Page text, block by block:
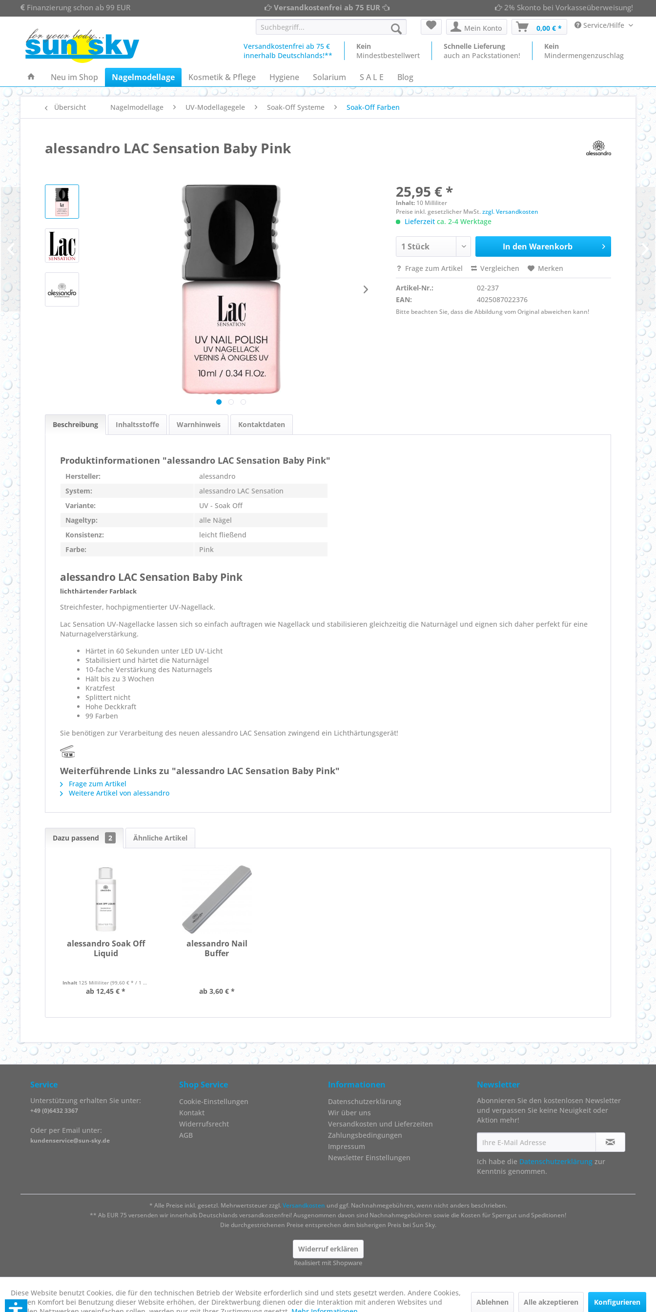
Finanzierung schon ab 99 EUR Versandkostenfrei ab 75 EUR 2% Skonto bei Vorkasseüberweisung!
Mein Konto 0,00 € * Service/Hilfe
Versandkostenfrei ab 75 €
innerhalb Deutschlands!**
Kein
Mindestbestellwert
Schnelle Lieferung
auch an Packstationen!
Kein
Mindermengenzuschlag
Neu im Shop Nagelmodellage Kosmetik & Pflege Hygiene Solarium S A L E Blog
Übersicht Nagelmodellage UV-Modellagegele Soak-Off Systeme Soak-Off Farben
alessandro LAC Sensation Baby Pink
25,95 € *
Inhalt: 10 Milliliter
Preise inkl. gesetzlicher MwSt.zzgl. Versandkosten
Lieferzeit ca. 2-4 Werktage
In den Warenkorb
Frage zum Artikel Vergleichen Merken
Artikel-Nr.:
02-237
EAN:
4025087022376
Bitte beachten Sie, dass die Abbildung vom Original abweichen kann!
Beschreibung Inhaltsstoffe Warnhinweis Kontaktdaten
Produktinformationen "alessandro LAC Sensation Baby Pink"
Hersteller:
alessandro
System:
alessandro LAC Sensation
Variante:
UV - Soak Off
Nageltyp:
alle Nägel
Konsistenz:
leicht fließend
Farbe:
Pink
alessandro LAC Sensation Baby Pink
lichthärtender Farblack
Streichfester, hochpigmentierter UV-Nagellack.
Lac Sensation UV-Nagellacke lassen sich so einfach auftragen wie Nagellack und stabilisieren gleichzeitig die Naturnägel und eignen sich daher perfekt für eine
Naturnagelverstärkung.
Härtet in 60 Sekunden unter LED UV-Licht
Stabilisiert und härtet die Naturnägel
10-fache Verstärkung des Naturnagels
Hält bis zu 3 Wochen
Kratzfest
Splittert nicht
Hohe Deckkraft
99 Farben
Sie benötigen zur Verarbeitung des neuen alessandro LAC Sensation zwingend ein Lichthärtungsgerät!
Weiterführende Links zu "alessandro LAC Sensation Baby Pink"
Frage zum Artikel
Weitere Artikel von alessandro
Dazu passend 2 Ähnliche Artikel
alessandro Soak Off
Liquid
Inhalt 125 Milliliter (99,60 € * / 1 Liter)
ab 12,45 € *
alessandro Nail
Buffer
ab 3,60 € *
Service
Unterstützung erhalten Sie unter:
+49 (0)6432 3367
Oder per Email unter:
kundenservice@sun-sky.de
Shop Service
Cookie-Einstellungen
Kontakt
Widerrufsrecht
AGB
Informationen
Datenschutzerklärung
Wir über uns
Versandkosten und Lieferzeiten
Zahlungsbedingungen
Impressum
Newsletter Einstellungen
Newsletter
Abonnieren Sie den kostenlosen Newsletter
und verpassen Sie keine Neuigkeit oder
Aktion mehr!
Ich habe die Datenschutzerklärung zur
Kenntnis genommen.
* Alle Preise inkl. gesetzl. Mehrwertsteuer zzgl. Versandkosten und ggf. Nachnahmegebühren, wenn nicht anders beschrieben.
** Ab EUR 75 versenden wir innerhalb Deutschlands versandkostenfrei! Ausgenommen davon sind Nachnahmegebühren sowie die Kosten für Sperrgut und Speditionen!
Die durchgestrichenen Preise entsprechen dem bisherigen Preis bei Sun Sky.
Widerruf erklären
Realisiert mit Shopware
Diese Website benutzt Cookies, die für den technischen Betrieb der Website erforderlich sind und stets gesetzt werden. Andere Cookies,
die den Komfort bei Benutzung dieser Website erhöhen, der Direktwerbung dienen oder die Interaktion mit anderen Websites und
Ablehnen Alle akzeptieren Konfigurieren